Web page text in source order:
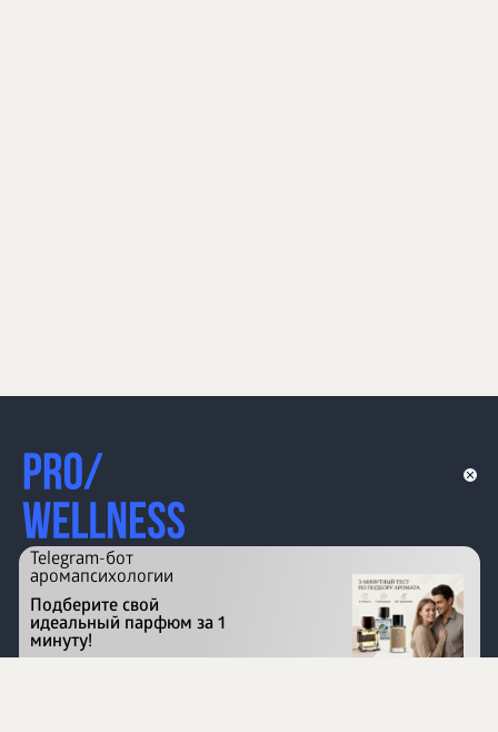
Перейти на сайт
Telegram-бот
аромапсихологии
Подберите свой
идеальный парфюм за 1
минуту!